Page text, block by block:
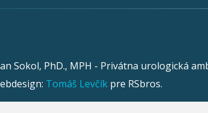
Sokol, PhD., MPH - Privátna urologická
Tomáš Levčíkpre RSbros.